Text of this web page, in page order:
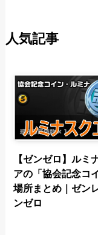
人気記事
【ゼンゼロ】ルミ
アの「協会記念コ
場所まとめ｜ゼン
ンゼロ